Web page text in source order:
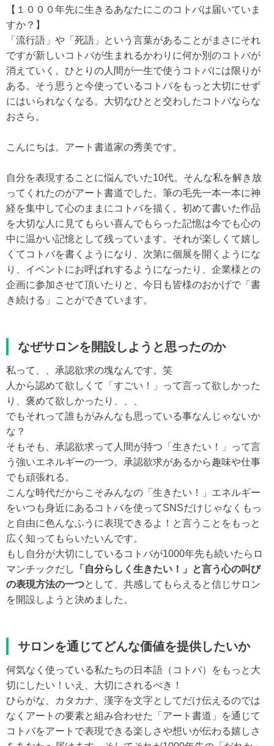
【１０００年先に生きるあなたにこのコトバは届いていま
すか？】
「流行語」や「死語」という言葉があることがまさにそれ
ですが新しいコトバが生まれるかわりに何か別のコトバが
消えていく。ひとりの人間が一生で使うコトバには限りが
ある。そう思うと今使っているコトバをもっと大切にせず
にはいられなくなる。大切なひとと交わしたコトバならな
おさら。
こんにちは。アート書道家の秀美です。
自分を表現することに悩んでいた10代。そんな私を解き放
ってくれたのがアート書道でした。筆の毛先一本一本に神
経を集中して心のままにコトバを描く。初めて書いた作品
を大切な人に見てもらい喜んでもらった記憶は今でも心の
中に温かい記憶として残っています。それが楽しくて嬉し
くてコトバを書くようになり、次第に個展を開くようにな
り、イベントにお呼ばれするようになったり、企業様との
企画に参加させて頂いたりと、今日も皆様のおかげで「書
き続ける」ことができています。
なぜサロンを開設しようと思ったのか
私って、、承認欲求の塊なんです。笑
人から認めて欲しくて「すごい！」って言って欲しかった
り、褒めて欲しかったり、、、
でもそれって誰もがみんなも思っている事なんじゃないか
な？
そもそも、承認欲求って人間が持つ「生きたい！」って言
う強いエネルギーの一つ。承認欲求があるから趣味や仕事
でも頑張れる。
こんな時代だからこそみんなの「生きたい！」エネルギー
をいつも身近にあるコトバを使ってSNSだけじゃなくもっ
と自由に色んなふうに表現できるよ！と言うことをもっと
広く知ってもらいたいんです。
もし自分が大切にしているコトバが1000年先も続いたらロ
マンチックだし
「自分らしく生きたい！」と言う心の叫び
の表現方法の一つとして、共感してもらえると信じサロン
を開設しようと決めました。
サロンを通じてどんな価値を提供したいか
何気なく使っている私たちの日本語（コトバ）をもっと大
切にしたい！いえ、大切にされるべき！
ひらがな、カタカナ、漢字を文字としてだけ伝えるのでは
なくアートの要素と組み合わせた「アート書道」を通じて
コトバをアートで表現できる楽しさや想いが伝わる嬉しさ